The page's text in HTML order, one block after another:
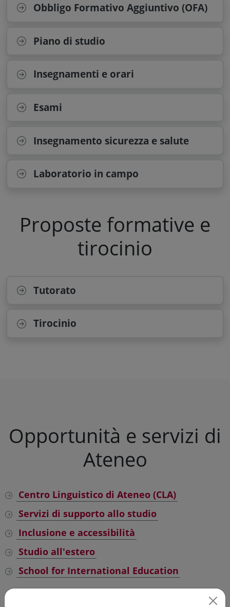
Obbligo Formativo Aggiuntivo (OFA)
Piano di studio
Insegnamenti e orari
Esami
Insegnamento sicurezza e salute
Laboratorio in campo
Proposte formative e
tirocinio
Tutorato
Tirocinio
Opportunità e servizi di
Ateneo
Centro Linguistico di Ateneo (CLA)
Servizi di supporto allo studio
Inclusione e accessibilità
Studio all'estero
School for International Education